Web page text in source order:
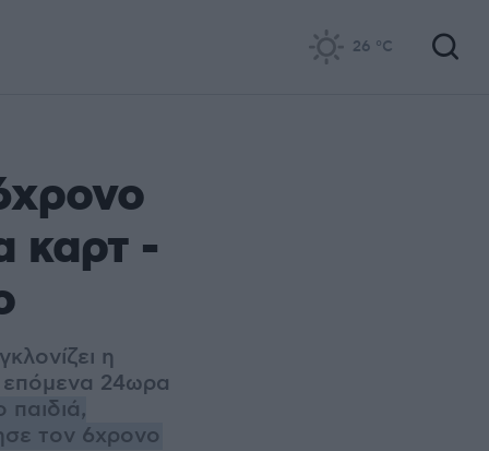
26 °C
καρτ -
η
επόμενα 24ωρα
τον 6χρονο